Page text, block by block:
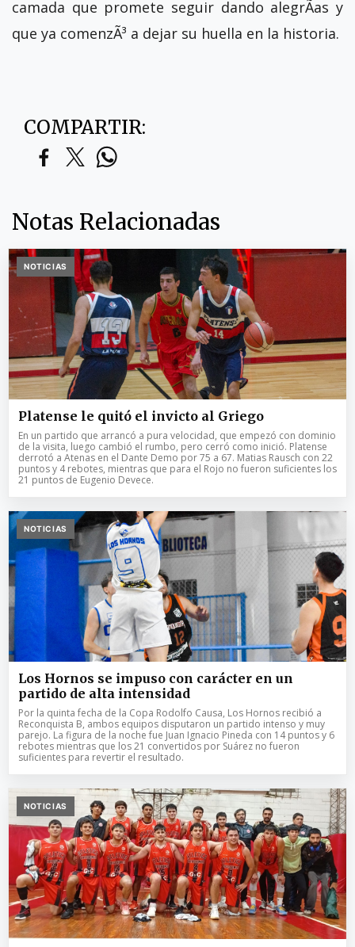
camada que promete seguir dando alegrÃ­as y
que ya comenzÃ³ a dejar su huella en la historia.
COMPARTIR:
Notas Relacionadas
NOTICIAS
Platense le quitó el invicto al Griego
En un partido que arrancó a pura velocidad, que empezó con dominio
de la visita, luego cambió el rumbo, pero cerró como inició. Platense
derrotó a Atenas en el Dante Demo por 75 a 67. Matias Rausch con 22
puntos y 4 rebotes, mientras que para el Rojo no fueron suficientes los
21 puntos de Eugenio Devece.
NOTICIAS
Los Hornos se impuso con carácter en un
partido de alta intensidad
Por la quinta fecha de la Copa Rodolfo Causa, Los Hornos recibió a
Reconquista B, ambos equipos disputaron un partido intenso y muy
parejo. La figura de la noche fue Juan Ignacio Pineda con 14 puntos y 6
rebotes mientras que los 21 convertidos por Suárez no fueron
suficientes para revertir el resultado.
NOTICIAS